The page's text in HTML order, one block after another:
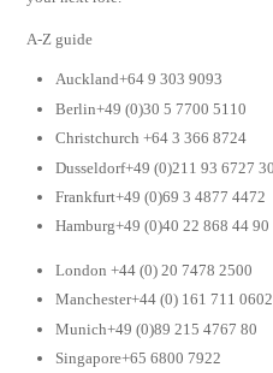
A-Z guide
Auckland+64 9 303 9093
Berlin+49 (0)30 5 7700 5110
Christchurch +64 3 366 8724
Dusseldorf+49 (0)211 93 6727 30
Frankfurt+49 (0)69 3 4877 4472
Hamburg+49 (0)40 22 868 44 90
London +44 (0) 20 7478 2500
Manchester+44 (0) 161 711 0602
Munich+49 (0)89 215 4767 80
Singapore+65 6800 7922